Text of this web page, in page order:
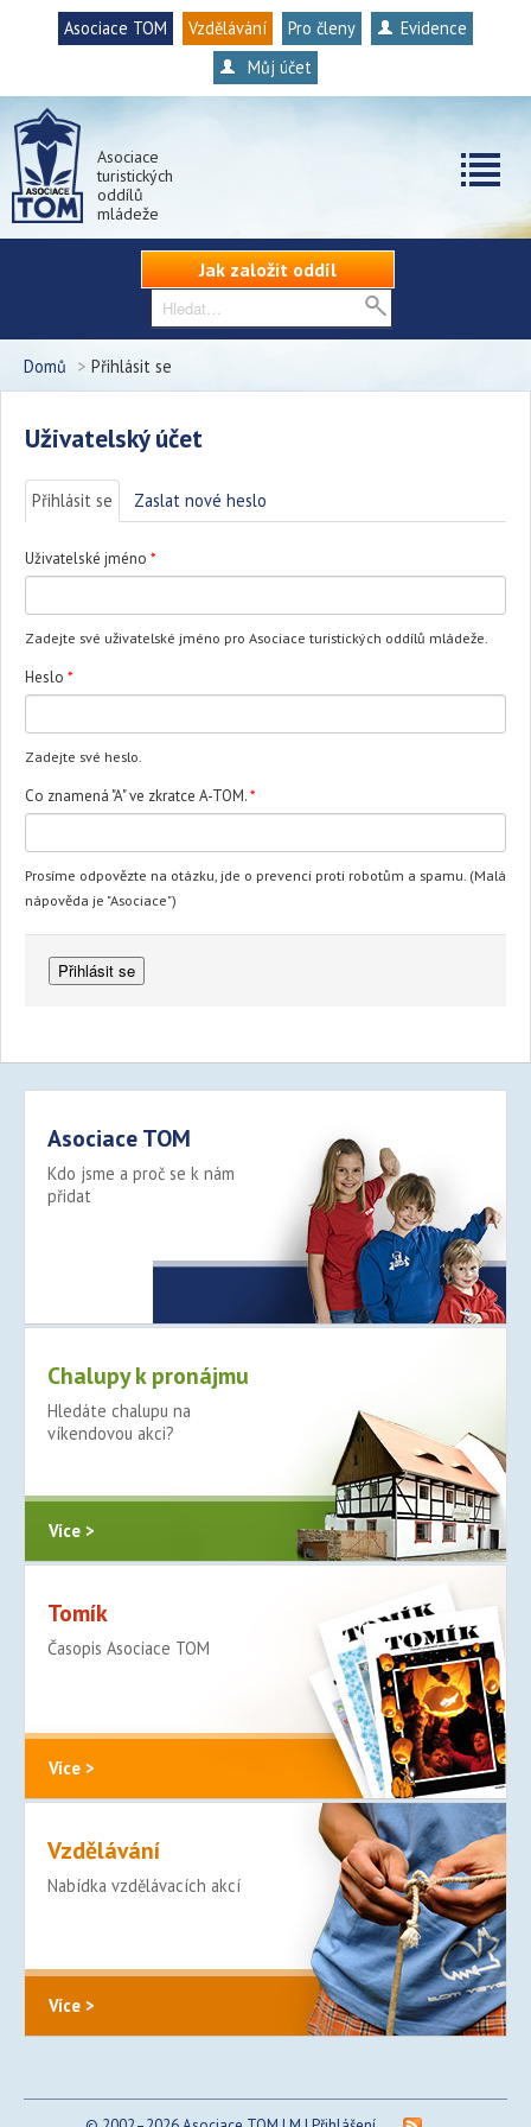
Asociace TOM Vzdělávání Pro členy
Evidence
Můj účet
Asociace
turistických
oddílů
mládeže
Jak založit oddíl
Domů > Přihlásit se
Uživatelský účet
Přihlásit se (aktivní záložka)
Zaslat nové heslo
Uživatelské jméno *
Zadejte své uživatelské jméno pro Asociace turistických oddílů mládeže.
Heslo *
Zadejte své heslo.
Co znamená "A" ve zkratce A-TOM.*
Prosíme odpovězte na otázku, jde o prevenci proti robotům a spamu. (Malá
nápověda je "Asociace")
Asociace TOM
Kdo jsme a proč se k nám
přidat
Chalupy k pronájmu
Hledáte chalupu na
víkendovou akci?
Více >
Tomík
Časopis Asociace TOM
Více >
Vzdělávání
Nabídka vzdělávacích akcí
Více >